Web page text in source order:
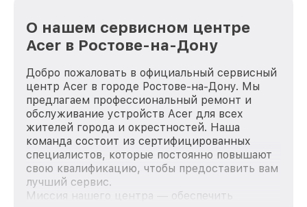
О нашем сервисном центре
Acer в Ростове-на-Дону
Добро пожаловать в официальный сервисный
центр Acer в городе Ростове-на-Дону. Мы
предлагаем профессиональный ремонт и
обслуживание устройств Acer для всех
жителей города и окрестностей. Наша
команда состоит из сертифицированных
специалистов, которые постоянно повышают
свою квалификацию, чтобы предоставить вам
лучший сервис.
Миссия нашего центра — обеспечить